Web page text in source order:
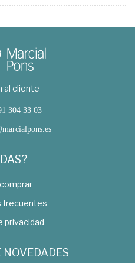
al cliente
304 33 03
frecuentes
privacidad